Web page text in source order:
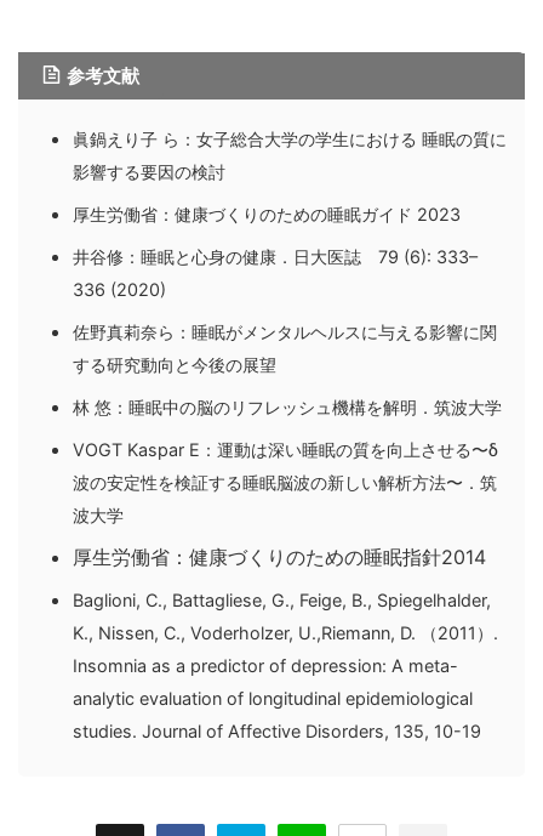
参考文献
眞鍋えり子 ら：女子総合大学の学生における 睡眠の質に
影響する要因の検討
厚生労働省：健康づくりのための睡眠ガイド 2023
井谷修：睡眠と心身の健康．日大医誌 79 (6): 333–
336 (2020)
佐野真莉奈ら：睡眠がメンタルヘルスに与える影響に関
する研究動向と今後の展望
林 悠：睡眠中の脳のリフレッシュ機構を解明．筑波大学
VOGT Kaspar E：運動は深い睡眠の質を向上させる〜δ
波の安定性を検証する睡眠脳波の新しい解析方法〜．筑
波大学
厚生労働省：健康づくりのための睡眠指針2014
Baglioni, C., Battagliese, G., Feige, B., Spiegelhalder,
K., Nissen, C., Voderholzer, U.,Riemann, D. （2011）.
Insomnia as a predictor of depression: A meta-
analytic evaluation of longitudinal epidemiological
studies. Journal of Affective Disorders, 135, 10-19